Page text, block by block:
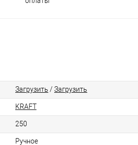
Загрузить / Загрузить
KRAFT
250
Ручное